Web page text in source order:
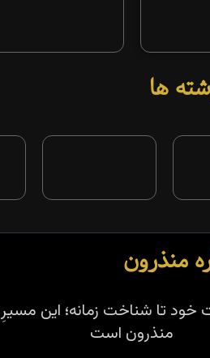
ها
منذرون
خود تا شناخت زمانه؛ این مسیرِ
منذرون است